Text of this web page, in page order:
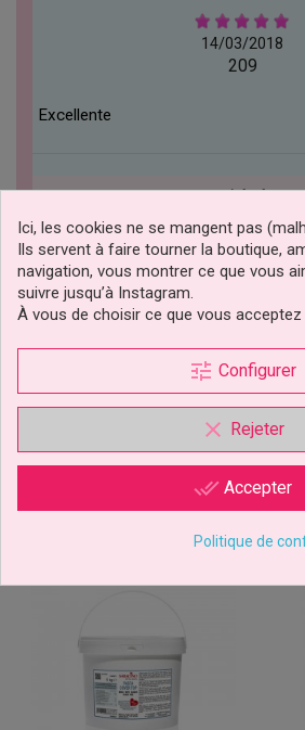
14/03/2018
209
Excellente
nickel
24/06/2018
341
assez dure à pétrir mais une fois
vrai régal. Elle est lisse, ne se casse
5 autres produits dans
Ici, les cookies ne se mangent pas
Ils servent à faire tourner la boutique,
navigation, vous montrer ce que vous
suivre jusqu’à Instagram.
À vous de choisir ce que vous
tune Configurer
clear Rejeter
done_all Accepter
Politique de